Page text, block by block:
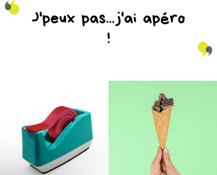
J'peux pas...j'ai apéro
!